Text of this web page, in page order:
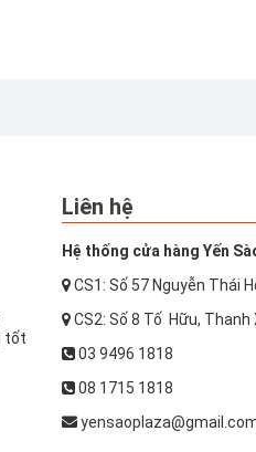
tốt
Liên hệ
Hệ thống cửa hàng Yến
CS1: Số 57 Nguyễn Thái
CS2: Số 8 Tố Hữu, Thanh
03 9496 1818
08 1715 1818